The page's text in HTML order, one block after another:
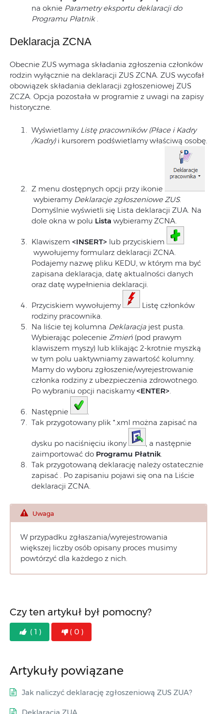
na oknie Parametry eksportu deklaracji do
Programu Płatnik.
Deklaracja ZCNA
Obecnie ZUS wymaga składania zgłoszenia członków
rodzin wyłącznie na deklaracji ZUS ZCNA. ZUS wycofał
obowiązek składania deklaracji zgłoszeniowej ZUS
ZCZA. Opcja pozostała w programie z uwagi na zapisy
historyczne.
Wyświetlamy Listę pracowników (Płace i Kadry
/Kadry)i kursorem podświetlamy właściwą osobę.
Z menu dostępnych opcji przy ikonie
wybieramy Deklaracje zgłoszeniowe ZUS.
Domyślnie wyświetli się Lista deklaracji ZUA. Na
dole okna w polu Lista wybieramy ZCNA.
Klawiszem <INSERT> lub przyciskiem
wywołujemy formularz deklaracji ZCNA.
Podajemy nazwę pliku KEDU, w którym ma być
zapisana deklaracja, datę aktualności danych
oraz datę wypełnienia deklaracji.
Przyciskiem wywołujemy
Listę członków
rodziny pracownika.
Na liście tej kolumna Deklaracja jest pusta.
Wybierając polecenie Zmień (pod prawym
klawiszem myszy) lub klikając 2-krotnie myszką
w tym polu uaktywniamy zawartość kolumny.
Mamy do wyboru zgłoszenie/wyrejestrowanie
członka rodziny z ubezpieczenia zdrowotnego.
Po wybraniu opcji naciskamy<ENTER>
Następnie
Tak przygotowany plik *.xml można zapisać na
dysku po naciśnięciu ikony
, a następnie
zaimportować do Programu Płatnik
Tak przygotowaną deklarację należy ostatecznie
zapisać
. Po zapisaniu pojawi się ona na Liście
deklaracji ZCNA.
Uwaga
W przypadku zgłaszania/wyrejestrowania
większej liczby osób opisany proces musimy
powtórzyć dla każdego z nich.
Czy ten artykuł był pomocny?
( 1 ) ( 0 )
Artykuły powiązane
Jak naliczyć deklarację zgłoszeniową ZUS ZUA?